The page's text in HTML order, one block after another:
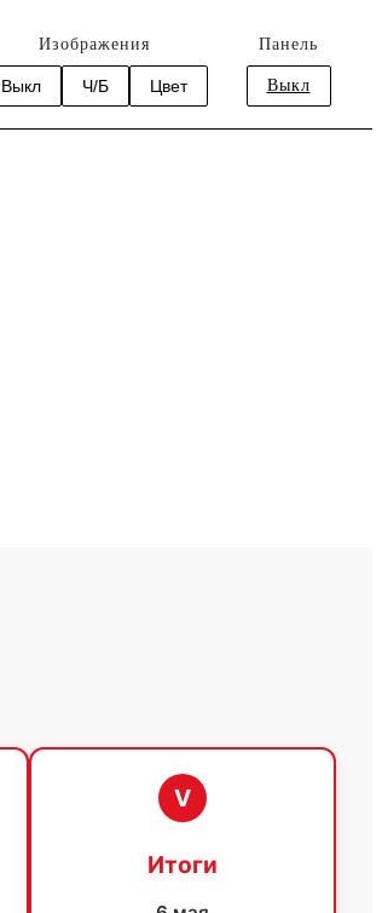
Изображения
Выкл Ч/Б Цвет
Панель
Выкл
V
Итоги